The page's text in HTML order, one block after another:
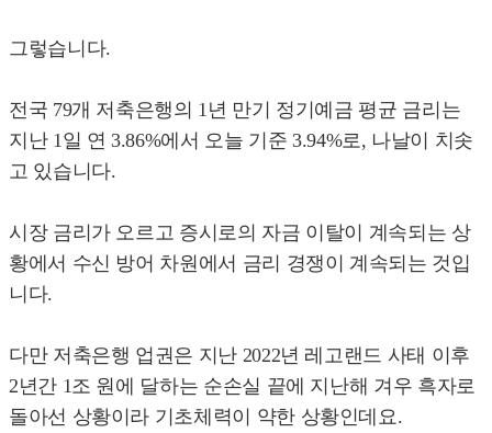
그렇습니다.
전국 79개 저축은행의 1년 만기 정기예금 평균 금리는
지난 1일 연 3.86%에서 오늘 기준 3.94%로, 나날이 치솟
고 있습니다.
시장 금리가 오르고 증시로의 자금 이탈이 계속되는 상
황에서 수신 방어 차원에서 금리 경쟁이 계속되는 것입
니다.
다만 저축은행 업권은 지난 2022년 레고랜드 사태 이후
2년간 1조 원에 달하는 순손실 끝에 지난해 겨우 흑자로
돌아선 상황이라 기초체력이 약한 상황인데요.